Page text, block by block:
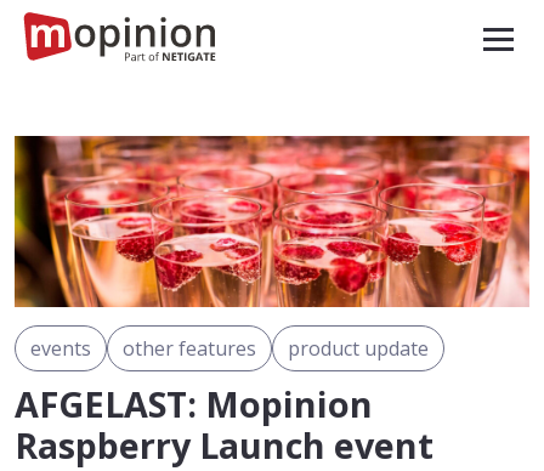
events other features product update
AFGELAST: Mopinion
Raspberry Launch event